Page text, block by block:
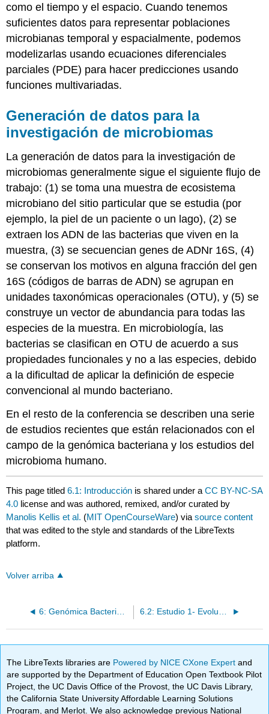
como el tiempo y el espacio. Cuando tenemos
suficientes datos para representar poblaciones
microbianas temporal y espacialmente, podemos
modelizarlas usando ecuaciones diferenciales
parciales (PDE) para hacer predicciones usando
funciones multivariadas.
Generación de datos para la
investigación de microbiomas
La generación de datos para la investigación de
microbiomas generalmente sigue el siguiente flujo de
trabajo: (1) se toma una muestra de ecosistema
microbiano del sitio particular que se estudia (por
ejemplo, la piel de un paciente o un lago), (2) se
extraen los ADN de las bacterias que viven en la
muestra, (3) se secuencian genes de ADNr 16S, (4)
se conservan los motivos en alguna fracción del gen
16S (códigos de barras de ADN) se agrupan en
unidades taxonómicas operacionales (OTU), y (5) se
construye un vector de abundancia para todas las
especies de la muestra. En microbiología, las
bacterias se clasifican en OTU de acuerdo a sus
propiedades funcionales y no a las especies, debido
a la dificultad de aplicar la definición de especie
convencional al mundo bacteriano.
En el resto de la conferencia se describen una serie
de estudios recientes que están relacionados con el
campo de la genómica bacteriana y los estudios del
microbioma humano.
This page titled6.1: Introducción is shared under aCC BY-NC-SA
4.0 license and was authored, remixed, and/or curated by
Manolis Kellis et al. (MIT OpenCourseWare) viasource content
that was edited to the style and standards of the LibreTexts
platform.
Volver arriba
6: Genómica Bacteriana—Evolución Molecular a Nivel de Ecosistemas 6.2: Estudio 1- Evolución de la vida en la tierra
The LibreTexts libraries are Powered by NICE CXone Expertand
are supported by the Department of Education Open Textbook Pilot
Project, the UC Davis Office of the Provost, the UC Davis Library,
the California State University Affordable Learning Solutions
Program, and Merlot. We also acknowledge previous National